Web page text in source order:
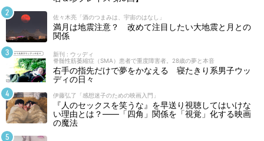
佐々木亮「酒のつまみは、宇宙のはなし」
満月は地震注意？ 改めて注目したい大地震と月との
関係
新刊 : ウッディ
脊髄性筋萎縮症（SMA）患者で重度障害者。28歳の夢と本音
右手の指先だけで夢をかなえる 寝たきり系男子ウッ
ディの日々
伊藤弘了「感想迷子のための映画入門」
『人のセックスを笑うな』を早送り視聴してはいけな
い理由とは？――「四角」関係を「視覚」化する映画
の魔法